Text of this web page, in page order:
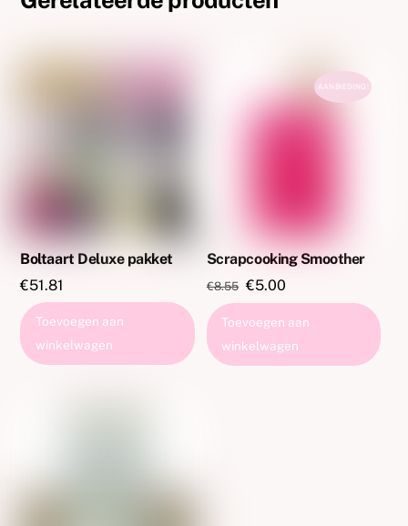
Boltaart Deluxe pakket
€51.81
Toevoegen aan
winkelwagen
AANBIEDING!
Scrapcooking Smoother
€8.55 Oorspronkelijke
prijs
was:
€8.55.
€5.00Huidige
prijs
is:
€5.00.
Toevoegen aan
winkelwagen